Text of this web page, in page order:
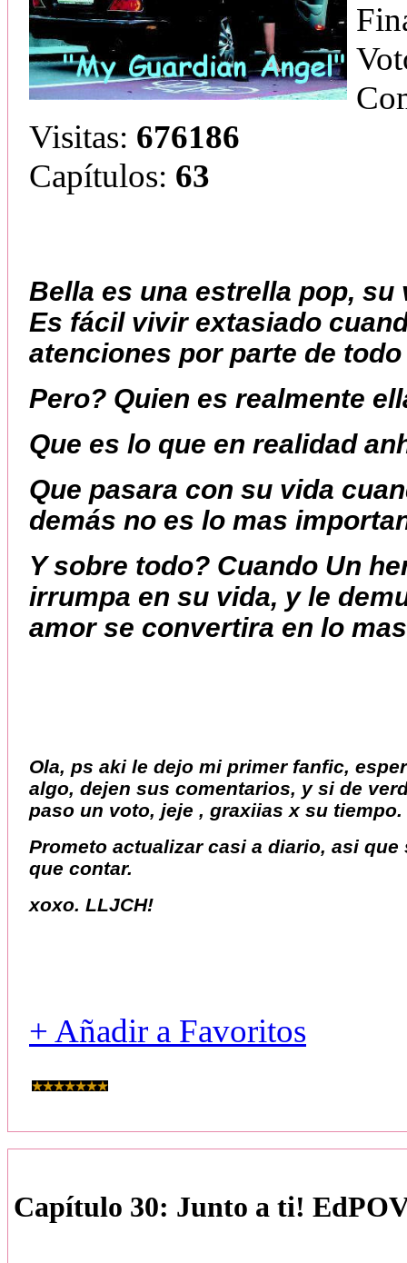
Visitas: 676186
Capítulos: 63
Bella es una estrella pop,
Es fácil vivir extasiado
atenciones por parte de
Pero? Quien es realmente
Que es lo que en realidad
Que pasara con su vida
demás no es lo mas
Y sobre todo? Cuando Un
irrumpa en su vida, y le
amor se convertira en lo
Ola, ps aki le dejo mi primer fanfic,
algo, dejen sus comentarios, y si de
paso un voto, jeje , graxiias x su tiempo.
Prometo actualizar casi a diario, asi
que contar.
xoxo. LLJCH!
+ Añadir a Favoritos
Capítulo 30: Junto a ti!